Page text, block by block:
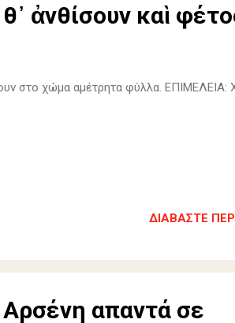
ἀνθίσουν καὶ
στο χώμα αμέτρητα φύλλα. ΕΠΙΜΕΛΕΙΑ:
ΔΙΑΒΆΣΤΕ
απαντά σε